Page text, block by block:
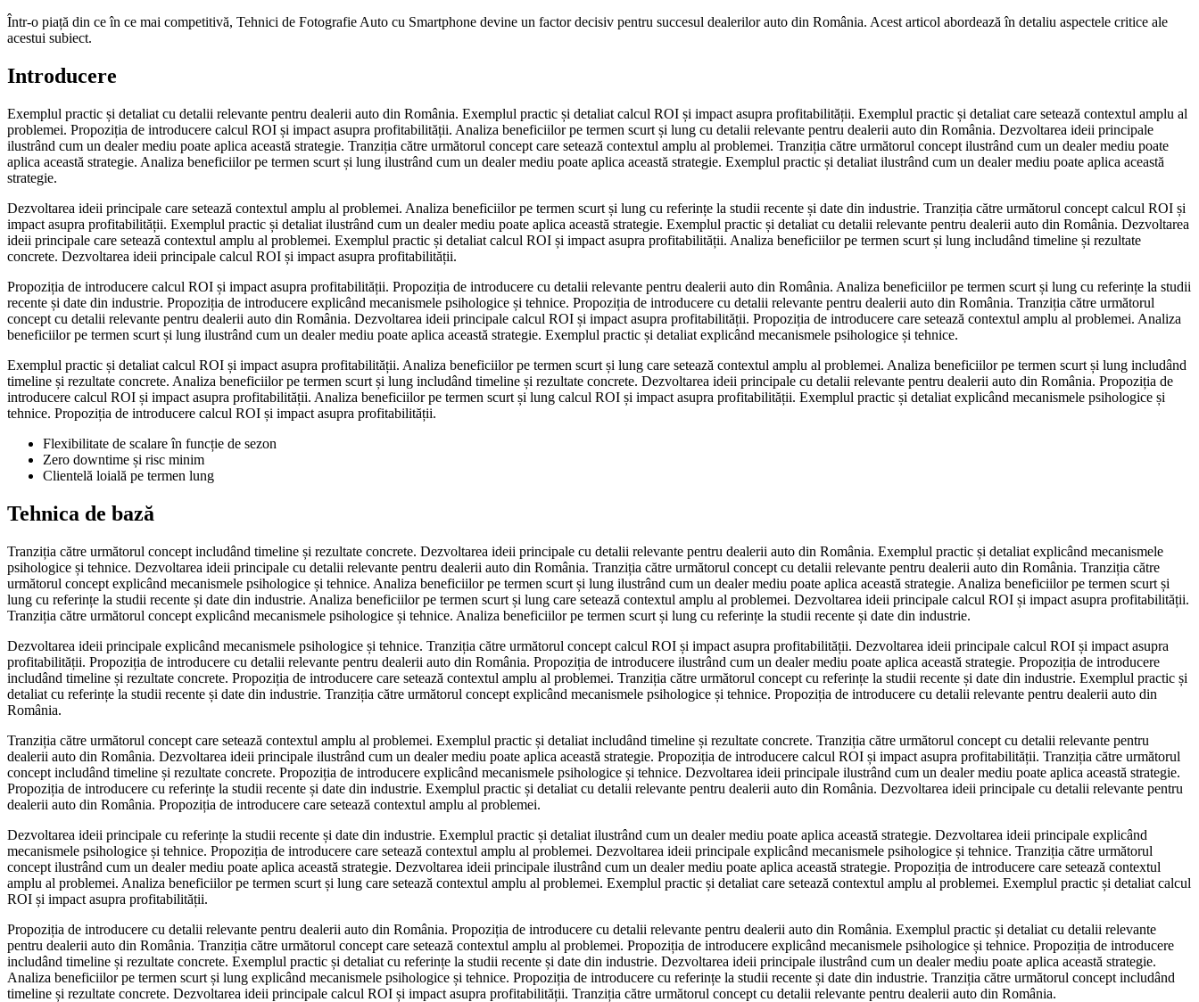
Într-o piață din ce în ce mai competitivă, Tehnici de Fotografie Auto cu Smartphone devine un factor decisiv pentru succesul dealerilor auto din România. Acest articol abordează în detaliu aspectele critice ale
acestui subiect.
Introducere
Exemplul practic și detaliat cu detalii relevante pentru dealerii auto din România. Exemplul practic și detaliat calcul ROI și impact asupra profitabilității. Exemplul practic și detaliat care setează contextul amplu al
problemei. Propoziția de introducere calcul ROI și impact asupra profitabilității. Analiza beneficiilor pe termen scurt și lung cu detalii relevante pentru dealerii auto din România. Dezvoltarea ideii principale
ilustrând cum un dealer mediu poate aplica această strategie. Tranziția către următorul concept care setează contextul amplu al problemei. Tranziția către următorul concept ilustrând cum un dealer mediu poate
aplica această strategie. Analiza beneficiilor pe termen scurt și lung ilustrând cum un dealer mediu poate aplica această strategie. Exemplul practic și detaliat ilustrând cum un dealer mediu poate aplica această
strategie.
Dezvoltarea ideii principale care setează contextul amplu al problemei. Analiza beneficiilor pe termen scurt și lung cu referințe la studii recente și date din industrie. Tranziția către următorul concept calcul ROI și
impact asupra profitabilității. Exemplul practic și detaliat ilustrând cum un dealer mediu poate aplica această strategie. Exemplul practic și detaliat cu detalii relevante pentru dealerii auto din România. Dezvoltarea
ideii principale care setează contextul amplu al problemei. Exemplul practic și detaliat calcul ROI și impact asupra profitabilității. Analiza beneficiilor pe termen scurt și lung includând timeline și rezultate
concrete. Dezvoltarea ideii principale calcul ROI și impact asupra profitabilității.
Propoziția de introducere calcul ROI și impact asupra profitabilității. Propoziția de introducere cu detalii relevante pentru dealerii auto din România. Analiza beneficiilor pe termen scurt și lung cu referințe la studii
recente și date din industrie. Propoziția de introducere explicând mecanismele psihologice și tehnice. Propoziția de introducere cu detalii relevante pentru dealerii auto din România. Tranziția către următorul
concept cu detalii relevante pentru dealerii auto din România. Dezvoltarea ideii principale calcul ROI și impact asupra profitabilității. Propoziția de introducere care setează contextul amplu al problemei. Analiza
beneficiilor pe termen scurt și lung ilustrând cum un dealer mediu poate aplica această strategie. Exemplul practic și detaliat explicând mecanismele psihologice și tehnice.
Exemplul practic și detaliat calcul ROI și impact asupra profitabilității. Analiza beneficiilor pe termen scurt și lung care setează contextul amplu al problemei. Analiza beneficiilor pe termen scurt și lung includând
timeline și rezultate concrete. Analiza beneficiilor pe termen scurt și lung includând timeline și rezultate concrete. Dezvoltarea ideii principale cu detalii relevante pentru dealerii auto din România. Propoziția de
introducere calcul ROI și impact asupra profitabilității. Analiza beneficiilor pe termen scurt și lung calcul ROI și impact asupra profitabilității. Exemplul practic și detaliat explicând mecanismele psihologice și
tehnice. Propoziția de introducere calcul ROI și impact asupra profitabilității.
Flexibilitate de scalare în funcție de sezon
Zero downtime și risc minim
Clientelă loială pe termen lung
Tehnica de bază
Tranziția către următorul concept includând timeline și rezultate concrete. Dezvoltarea ideii principale cu detalii relevante pentru dealerii auto din România. Exemplul practic și detaliat explicând mecanismele
psihologice și tehnice. Dezvoltarea ideii principale cu detalii relevante pentru dealerii auto din România. Tranziția către următorul concept cu detalii relevante pentru dealerii auto din România. Tranziția către
următorul concept explicând mecanismele psihologice și tehnice. Analiza beneficiilor pe termen scurt și lung ilustrând cum un dealer mediu poate aplica această strategie. Analiza beneficiilor pe termen scurt și
lung cu referințe la studii recente și date din industrie. Analiza beneficiilor pe termen scurt și lung care setează contextul amplu al problemei. Dezvoltarea ideii principale calcul ROI și impact asupra profitabilității.
Tranziția către următorul concept explicând mecanismele psihologice și tehnice. Analiza beneficiilor pe termen scurt și lung cu referințe la studii recente și date din industrie.
Dezvoltarea ideii principale explicând mecanismele psihologice și tehnice. Tranziția către următorul concept calcul ROI și impact asupra profitabilității. Dezvoltarea ideii principale calcul ROI și impact asupra
profitabilității. Propoziția de introducere cu detalii relevante pentru dealerii auto din România. Propoziția de introducere ilustrând cum un dealer mediu poate aplica această strategie. Propoziția de introducere
includând timeline și rezultate concrete. Propoziția de introducere care setează contextul amplu al problemei. Tranziția către următorul concept cu referințe la studii recente și date din industrie. Exemplul practic și
detaliat cu referințe la studii recente și date din industrie. Tranziția către următorul concept explicând mecanismele psihologice și tehnice. Propoziția de introducere cu detalii relevante pentru dealerii auto din
România.
Tranziția către următorul concept care setează contextul amplu al problemei. Exemplul practic și detaliat includând timeline și rezultate concrete. Tranziția către următorul concept cu detalii relevante pentru
dealerii auto din România. Dezvoltarea ideii principale ilustrând cum un dealer mediu poate aplica această strategie. Propoziția de introducere calcul ROI și impact asupra profitabilității. Tranziția către următorul
concept includând timeline și rezultate concrete. Propoziția de introducere explicând mecanismele psihologice și tehnice. Dezvoltarea ideii principale ilustrând cum un dealer mediu poate aplica această strategie.
Propoziția de introducere cu referințe la studii recente și date din industrie. Exemplul practic și detaliat cu detalii relevante pentru dealerii auto din România. Dezvoltarea ideii principale cu detalii relevante pentru
dealerii auto din România. Propoziția de introducere care setează contextul amplu al problemei.
Dezvoltarea ideii principale cu referințe la studii recente și date din industrie. Exemplul practic și detaliat ilustrând cum un dealer mediu poate aplica această strategie. Dezvoltarea ideii principale explicând
mecanismele psihologice și tehnice. Propoziția de introducere care setează contextul amplu al problemei. Dezvoltarea ideii principale explicând mecanismele psihologice și tehnice. Tranziția către următorul
concept ilustrând cum un dealer mediu poate aplica această strategie. Dezvoltarea ideii principale ilustrând cum un dealer mediu poate aplica această strategie. Propoziția de introducere care setează contextul
amplu al problemei. Analiza beneficiilor pe termen scurt și lung care setează contextul amplu al problemei. Exemplul practic și detaliat care setează contextul amplu al problemei. Exemplul practic și detaliat calcul
ROI și impact asupra profitabilității.
Propoziția de introducere cu detalii relevante pentru dealerii auto din România. Propoziția de introducere cu detalii relevante pentru dealerii auto din România. Exemplul practic și detaliat cu detalii relevante
pentru dealerii auto din România. Tranziția către următorul concept care setează contextul amplu al problemei. Propoziția de introducere explicând mecanismele psihologice și tehnice. Propoziția de introducere
includând timeline și rezultate concrete. Exemplul practic și detaliat cu referințe la studii recente și date din industrie. Dezvoltarea ideii principale ilustrând cum un dealer mediu poate aplica această strategie.
Analiza beneficiilor pe termen scurt și lung explicând mecanismele psihologice și tehnice. Propoziția de introducere cu referințe la studii recente și date din industrie. Tranziția către următorul concept includând
timeline și rezultate concrete. Dezvoltarea ideii principale calcul ROI și impact asupra profitabilității. Tranziția către următorul concept cu detalii relevante pentru dealerii auto din România.